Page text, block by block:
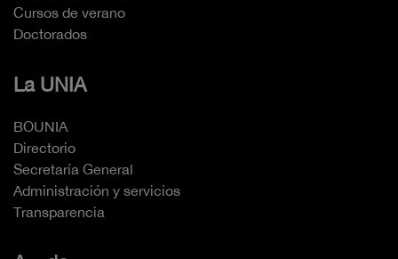
Cursos de verano
Doctorados
La UNIA
BOUNIA
Directorio
Secretaría General
Administración y servicios
Transparencia